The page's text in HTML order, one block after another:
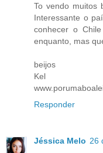
To vendo muitos
Interessante o
conhecer o
enquanto, mas
beijos
Kel
Responder
Jéssica Melo 26